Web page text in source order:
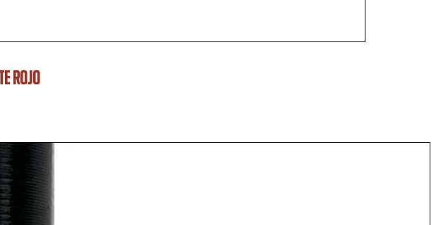
ROJO